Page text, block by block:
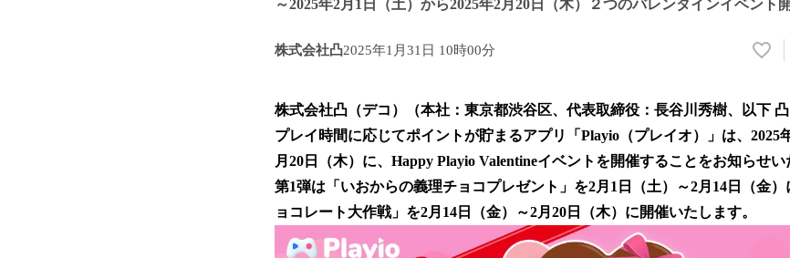
～2025年2月1日（土）から2025年2月20日（木）２つのバレンタインイベント
株式会社凸2025年1月31日 10時00分
い
！
数
を
み
株式会社凸（デコ）（本社：東京都渋谷区、代表取締役：長谷川秀樹、以下
プレイ時間に応じてポイントが貯まるアプリ「Playio（プレイオ）」は、2025
月20日（木）に、Happy Playio Valentineイベントを開催することをお知らせい
第1弾は「いおからの義理チョコプレゼント」を2月1日（土）～2月14日（金
ョコレート大作戦」を2月14日（金）～2月20日（木）に開催いたします。